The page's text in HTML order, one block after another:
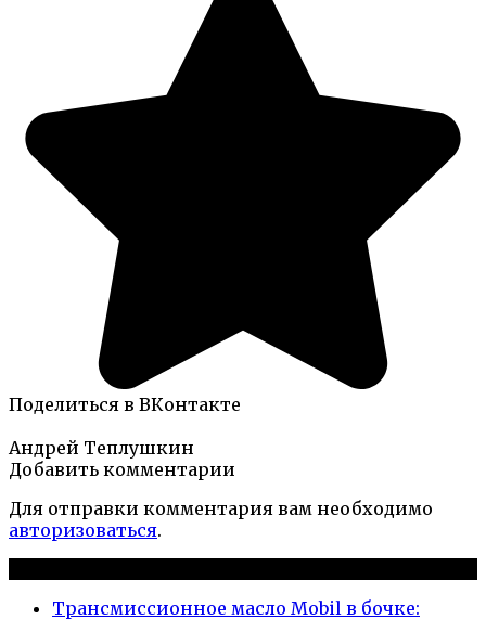
Поделиться в ВКонтакте
Андрей Теплушкин
Добавить комментарии
Для отправки комментария вам необходимо
авторизоваться.
Трансмиссионное масло Mobil в бочке: